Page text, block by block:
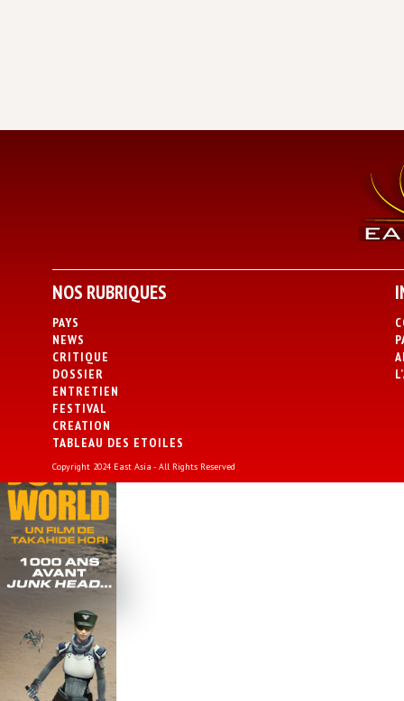
NOS RUBRIQUES
PAYS
NEWS
CRITIQUE
DOSSIER
ENTRETIEN
FESTIVAL
CREATION
TABLEAU DES ETOILES
Copyright 2024 East Asia - All Rights Reserved